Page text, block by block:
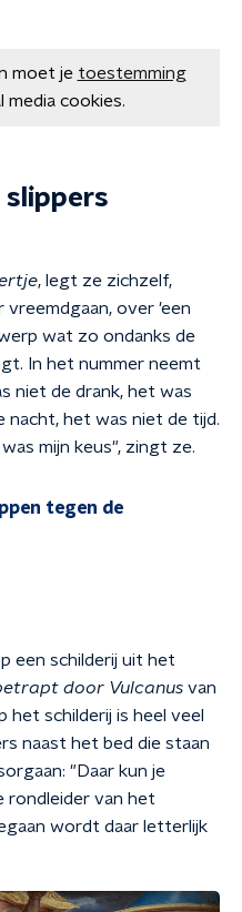
moet je toestemming
media cookies.
slippers
, legt ze zichzelf,
over 'een
wat zo ondanks de
In het nummer neemt
niet de drank, het was
nacht, het was niet de tijd.
mijn keus", zingt ze.
tegen de
een schilderij uit het
door Vulcanus van
het schilderij is heel veel
naast het bed die staan
"Daar kun je
rondleider van het
wordt daar letterlijk